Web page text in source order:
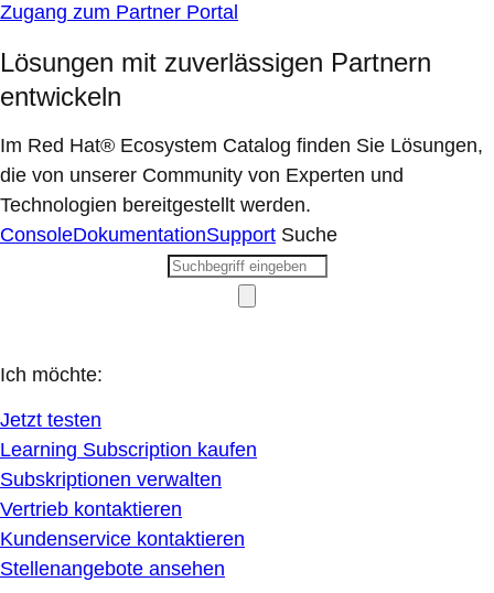
Zugang zum Partner Portal
Lösungen mit zuverlässigen Partnern
entwickeln
Im Red Hat® Ecosystem Catalog finden Sie Lösungen,
die von unserer Community von Experten und
Technologien bereitgestellt werden.
ConsoleDokumentationSupport Suche
Ich möchte:
Jetzt testen
Learning Subscription kaufen
Subskriptionen verwalten
Vertrieb kontaktieren
Kundenservice kontaktieren
Stellenangebote ansehen